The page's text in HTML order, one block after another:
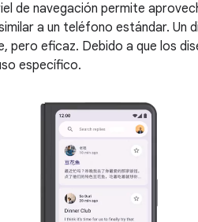
de navegación permite
a un teléfono estándar. Un
pero eficaz. Debido a que los
específico.